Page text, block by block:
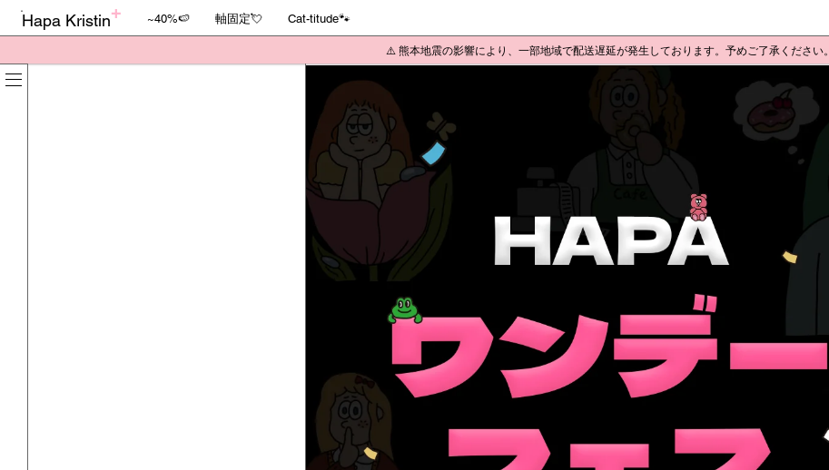
Hapa Kristin ~40%🍉 軸固定💘 Cat-titude🐾
⚠️ 熊本地震の影響により、一部地域で配送遅延が発生しております。予めご了承ください。